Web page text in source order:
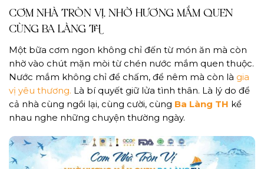
CƠM NHÀ TRÒN VỊ, NHỜ HƯƠNG MẮM QUEN
CÙNG BA LÀNG TH
Một bữa cơm ngon không chỉ đến từ món ăn mà còn
nhờ vào chút mặn mòi từ chén nước mắm quen thuộc.
Nước mắm không chỉ để chấm, để nêm mà còn là gia
vị yêu thương. Là bí quyết giữ lửa tình thân. Là lý do để
cả nhà cùng ngồi lại, cùng cười, cùng Ba Làng TH kể
nhau nghe những chuyện thường ngày.